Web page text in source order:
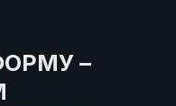
–